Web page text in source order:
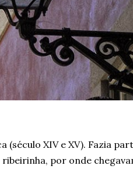
XIV e XV). Fazia
por onde